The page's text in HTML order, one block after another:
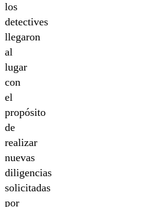
los
detectives
llegaron
al
lugar
con
el
propósito
de
realizar
nuevas
diligencias
solicitadas
por